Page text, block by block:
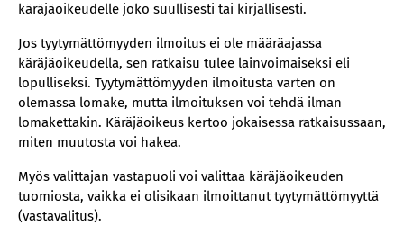
käräjäoikeudelle joko suullisesti tai kirjallisesti.
Jos tyytymättömyyden ilmoitus ei ole määräajassa
käräjäoikeudella, sen ratkaisu tulee lainvoimaiseksi eli
lopulliseksi. Tyytymättömyyden ilmoitusta varten on
olemassa lomake, mutta ilmoituksen voi tehdä ilman
lomakettakin. Käräjäoikeus kertoo jokaisessa ratkaisussaan,
miten muutosta voi hakea.
Myös valittajan vastapuoli voi valittaa käräjäoikeuden
tuomiosta, vaikka ei olisikaan ilmoittanut tyytymättömyyttä
(vastavalitus).